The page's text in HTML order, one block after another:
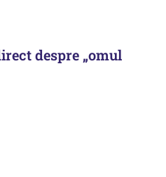
despre „omul